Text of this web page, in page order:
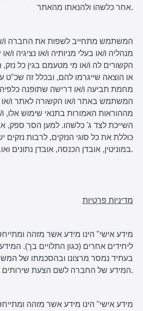
אחר כלשהו ולהנאתו מהאתר.
מנהליה ו/או בעלי מניותיה ו/או נציגיה ו/
הקשורים לה ו/או מי מטעמם בגין כל
או הוצאה שייגרמו להם, ובכלל זה שכ"ט
מחמת תביעה ו/או דרישה שתופנה
המשתמש באתר ו/או הקשורה לאתר ו/
מההוראות האמורות בתנאי שימוש אלו,
השייכת לצד ג' כלשהו. למען הסר ספק,
כוללת את כל סוגי הנזקים, לרבות נזקים
במוניטין, אובדן הכנסה, אובדן נתונים ואובדן רווחים.
מדיניות פרטיות
ליחידים אחרים (כגון התלויים בך).
בעתיד נמסר מרצונו ובהסכמתו של
המידע של החברה לשם הצעת שירותים נוספים בעתיד.